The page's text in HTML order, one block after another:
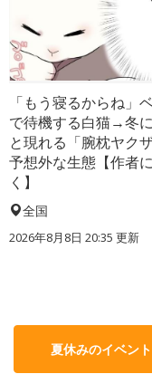
「もう寝るからね」
で待機する白猫→冬
と現れる「腕枕ヤク
予想外な生態【作者
く】
全国
2026年8月8日 20:35 更新
夏休みのイベン